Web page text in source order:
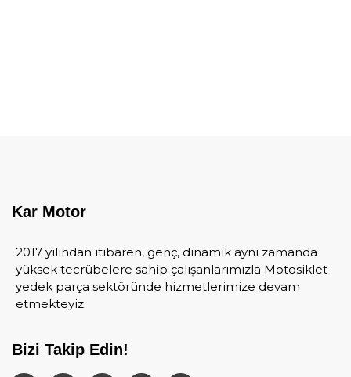
Kar Motor
2017 yılından itibaren, genç, dinamik aynı zamanda
yüksek tecrübelere sahip çalışanlarımızla Motosiklet
yedek parça sektöründe hizmetlerimize devam
etmekteyiz.
Bizi Takip Edin!